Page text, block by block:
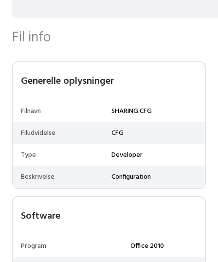
Fil info
Generelle oplysninger
Filnavn
SHARING.CFG
Filudvidelse
CFG
Type
Developer
Beskrivelse
Configuration
Software
Program
Office 2010